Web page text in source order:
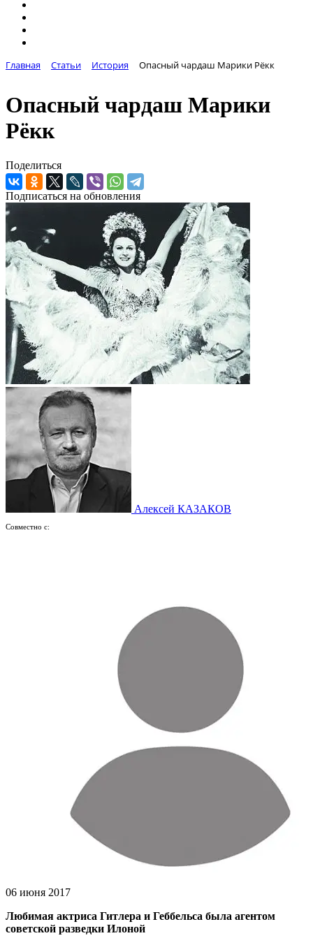
Главная Статьи История Опасный чардаш Марики Рёкк
Опасный чардаш Марики
Рёкк
Поделиться
Подписаться на обновления
Алексей КАЗАКОВ
Совместно с:
06 июня 2017
Любимая актриса Гитлера и Геббельса была агентом
советской разведки Илоной